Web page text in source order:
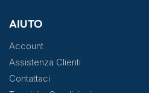
AIUTO
Account
Assistenza Clienti
Contattaci